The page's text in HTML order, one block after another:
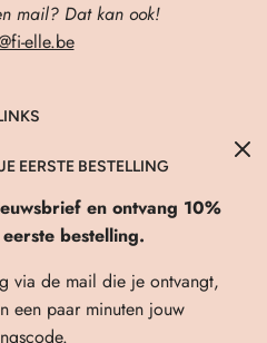
mail? Dat kan ook!
elle.be
Us
& Retourneren
FAQ
Voorwaarden
EERSTE BESTELLING
en ontvang 10%
bestelling.
via de mail die je ontvangt,
een paar minuten jouw